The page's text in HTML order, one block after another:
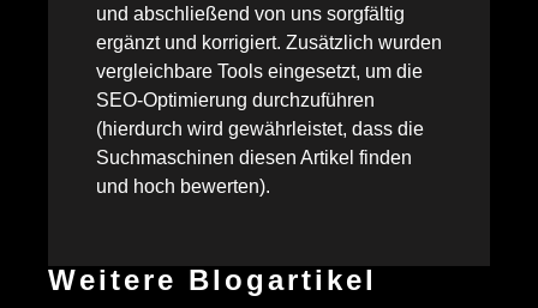
und abschließend von uns sorgfältig
ergänzt und korrigiert. Zusätzlich wurden
vergleichbare Tools eingesetzt, um die
SEO-Optimierung durchzuführen
(hierdurch wird gewährleistet, dass die
Suchmaschinen diesen Artikel finden
und hoch bewerten).
Weitere Blogartikel